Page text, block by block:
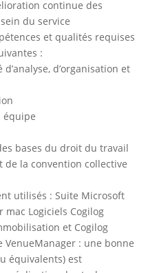
continue des
du service
et qualités requises
:
d’organisation et
équipe
bases du droit du travail
la convention collective
utilisés : Suite Microsoft
mac Logiciels Cogilog
et Cogilog
VenueManager : une bonne
équivalents) est